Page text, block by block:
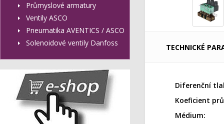
TECHNICKÉ
Diferenční
Koeficient
Médium:
Průmyslové armatury
Ventily ASCO
Pneumatika AVENTICS / ASCO
Solenoidové ventily Danfoss